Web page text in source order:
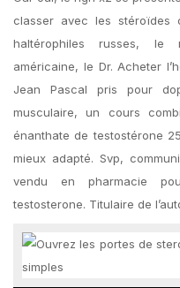
classer avec les stéroïdes
haltérophiles russes, le
américaine, le Dr. Acheter
Jean Pascal pris pour
musculaire, un cours
énanthate de testostérone
mieux adapté. Svp,
vendu en pharmacie
testosterone. Titulaire de